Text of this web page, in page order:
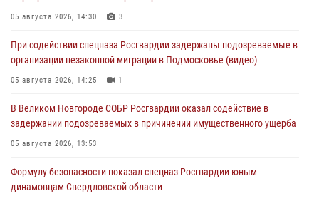
05 августа 2026, 14:30 3
При содействии спецназа Росгвардии задержаны подозреваемые в
организации незаконной миграции в Подмосковье (видео)
05 августа 2026, 14:25 1
В Великом Новгороде СОБР Росгвардии оказал содействие в
задержании подозреваемых в причинении имущественного ущерба
05 августа 2026, 13:53
Формулу безопасности показал спецназ Росгвардии юным
динамовцам Свердловской области